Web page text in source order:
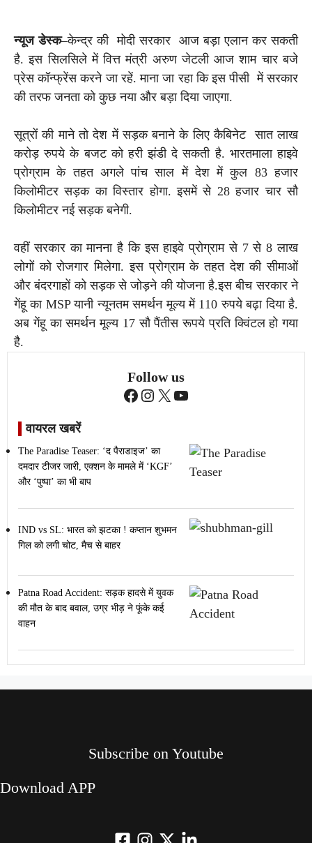
न्यूज डेस्क–केन्द्र की मोदी सरकार आज बड़ा एलान कर सकती
है. इस सिलसिले में वित्त मंत्री अरुण जेटली आज शाम चार बजे
प्रेस कॉन्फ्रेंस करने जा रहें. माना जा रहा कि इस पीसी में सरकार
की तरफ जनता को कुछ नया और बड़ा दिया जाएगा.
सूत्रों की माने तो देश में सड़क बनाने के लिए कैबिनेट सात लाख
करोड़ रुपये के बजट को हरी झंडी दे सकती है. भारतमाला हाइवे
प्रोग्राम के तहत अगले पांच साल में देश में कुल 83 हजार
किलोमीटर सड़क का विस्तार होगा. इसमें से 28 हजार चार सौ
किलोमीटर नई सड़क बनेगी.
वहीं सरकार का मानना है कि इस हाइवे प्रोग्राम से 7 से 8 लाख
लोगों को रोजगार मिलेगा. इस प्रोग्राम के तहत देश की सीमाओं
और बंदरगाहों को सड़क से जोड़ने की योजना है.इस बीच सरकार ने
गेंहू का MSP यानी न्यूनतम समर्थन मूल्य में 110 रुपये बढ़ा दिया है.
अब गेंहू का समर्थन मूल्य 17 सौ पैंतीस रूपये प्रति क्विंटल हो गया
है.
Follow us
Facebook
Instagram
X YouTube
वायरल खबरें
The Paradise Teaser: ‘द पैराडाइज’ का
दमदार टीजर जारी, एक्शन के मामले में ‘KGF’
और ‘पुष्पा’ का भी बाप
IND vs SL: भारत को झटका ! कप्तान शुभमन
गिल को लगी चोट, मैच से बाहर
Patna Road Accident: सड़क हादसे में युवक
की मौत के बाद बवाल, उग्र भीड़ ने फूंके कई
वाहन
Subscribe on Youtube​
Download APP